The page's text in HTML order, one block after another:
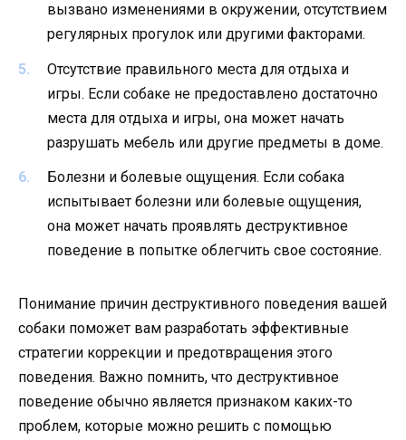
вызвано изменениями в окружении, отсутствием
регулярных прогулок или другими факторами.
Отсутствие правильного места для отдыха и
игры. Если собаке не предоставлено достаточно
места для отдыха и игры, она может начать
разрушать мебель или другие предметы в доме.
Болезни и болевые ощущения. Если собака
испытывает болезни или болевые ощущения,
она может начать проявлять деструктивное
поведение в попытке облегчить свое состояние.
Понимание причин деструктивного поведения вашей
собаки поможет вам разработать эффективные
стратегии коррекции и предотвращения этого
поведения. Важно помнить, что деструктивное
поведение обычно является признаком каких-то
проблем, которые можно решить с помощью